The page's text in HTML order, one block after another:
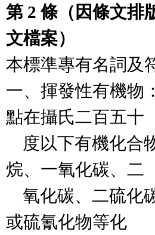
第 2 條（因條文排
文檔案）
本標準專有名詞及
一、揮發性有機物
點在攝氏二百五十
度以下有機化合
烷、一氧化碳、二
氧化碳、二硫化
或硫氰化物等化